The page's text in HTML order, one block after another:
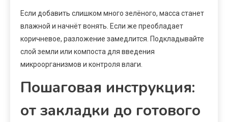
Если добавить слишком много зелёного, масса станет
влажной и начнёт вонять. Если же преобладает
коричневое, разложение замедлится. Подкладывайте
слой земли или компоста для введения
микроорганизмов и контроля влаги.
Пошаговая инструкция:
от закладки до готового